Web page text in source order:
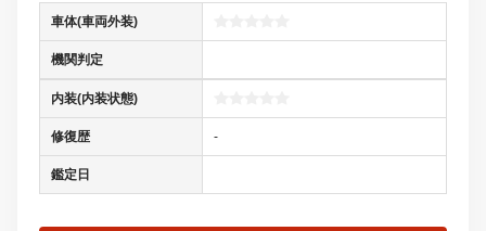
車体(車両外装)
機関判定
内装(内装状態)
修復歴 -
鑑定日